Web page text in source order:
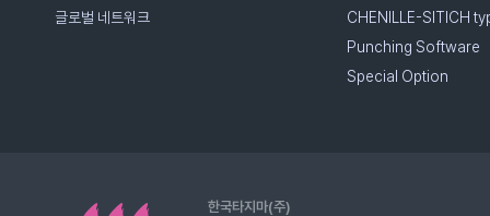
글로벌 네트워크
CHENILLE-SITICH
Punching Software
Special Option
한국타지마(주)